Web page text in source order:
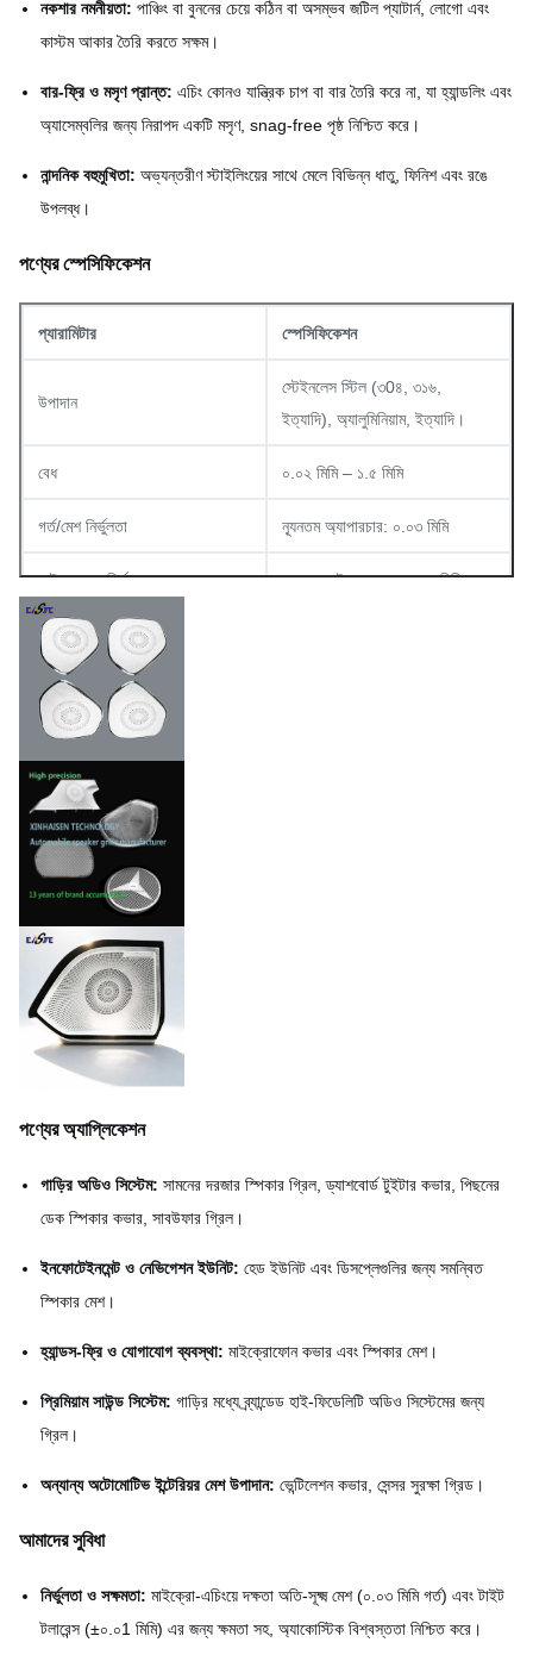
নকশার নমনীয়তা: পাঞ্চিং বা বুননের চেয়ে কঠিন বা অসম্ভব জটিল প্যাটার্ন, লোগো এবং
কাস্টম আকার তৈরি করতে সক্ষম।
বার-ফ্রি ও মসৃণ প্রান্ত: এচিং কোনও যান্ত্রিক চাপ বা বার তৈরি করে না, যা হ্যান্ডলিং এবং
অ্যাসেম্বলির জন্য নিরাপদ একটি মসৃণ, snag-free পৃষ্ঠ নিশ্চিত করে।
নান্দনিক বহুমুখিতা: অভ্যন্তরীণ স্টাইলিংয়ের সাথে মেলে বিভিন্ন ধাতু, ফিনিশ এবং রঙে
উপলব্ধ।
পণ্যের স্পেসিফিকেশন
প্যারামিটার স্পেসিফিকেশন
উপাদান
স্টেইনলেস স্টিল (৩0৪, ৩১৬,
ইত্যাদি), অ্যালুমিনিয়াম, ইত্যাদি।
বেধ ০.০২ মিমি – ১.৫ মিমি
গর্ত/মেশ নির্ভুলতা ন্যূনতম অ্যাপারচার: ০.০৩ মিমি
লাইন প্রস্থ নির্ভুলতা ন্যূনতম লাইন প্রস্থ: ০.০১৫ মিমি
সহনশীলতা
স্ট্যান্ডার্ড ফিনিশ
পণ্যের অ্যাপ্লিকেশন
গাড়ির অডিও সিস্টেম: সামনের দরজার স্পিকার গ্রিল, ড্যাশবোর্ড টুইটার কভার, পিছনের
ডেক স্পিকার কভার, সাবউফার গ্রিল।
ইনফোটেইনমেন্ট ও নেভিগেশন ইউনিট: হেড ইউনিট এবং ডিসপ্লেগুলির জন্য সমন্বিত
স্পিকার মেশ।
হ্যান্ডস-ফ্রি ও যোগাযোগ ব্যবস্থা: মাইক্রোফোন কভার এবং স্পিকার মেশ।
প্রিমিয়াম সাউন্ড সিস্টেম: গাড়ির মধ্যে ব্র্যান্ডেড হাই-ফিডেলিটি অডিও সিস্টেমের জন্য
গ্রিল।
অন্যান্য অটোমোটিভ ইন্টেরিয়র মেশ উপাদান: ভেন্টিলেশন কভার, সেন্সর সুরক্ষা গ্রিড।
আমাদের সুবিধা
নির্ভুলতা ও সক্ষমতা: মাইক্রো-এচিংয়ে দক্ষতা অতি-সূক্ষ্ম মেশ (০.০৩ মিমি গর্ত) এবং টাইট
টলারেন্স (±০.০1 মিমি) এর জন্য ক্ষমতা সহ, অ্যাকোস্টিক বিশ্বস্ততা নিশ্চিত করে।